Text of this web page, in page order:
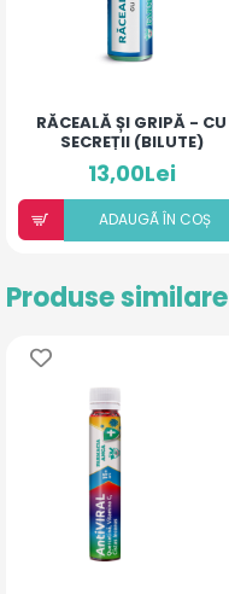
RĂCEALĂ ȘI GRIPĂ - CU
SECREȚII (BILUTE)
13,00Lei
ADAUGÃ ÎN COȘ
Produse similare